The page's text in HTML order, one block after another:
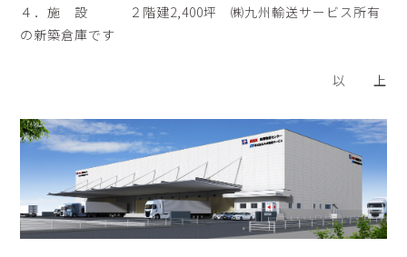
４．施 設 ２階建2,400坪 ㈱九州輸送サービス所有
の新築倉庫です
以 上